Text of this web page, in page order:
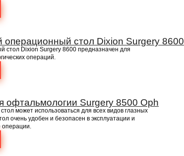
операционный стол Dixion Surgery 8600
стол Dixion Surgery 8600 предназначен для
операций.
офтальмологии Surgery 8500 Oph
может использоваться для всех видов глазных
очень удобен и безопасен в эксплуатации и